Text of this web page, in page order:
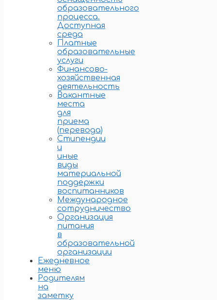
образовательного
процесса.
Доступная
среда
Платные
образовательные
услуги
Финансово-
хозяйственная
деятельность
Вакантные
места
для
приема
(перевода)
Стипендии
и
иные
виды
материальной
поддержки
воспитанников
Международное
сотрудничество
Организация
питания
в
образовательной
организации
Ежедневное
меню
Родителям
на
заметку